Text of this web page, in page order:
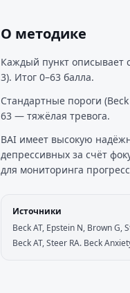
О методике
Каждый пункт описывает
3). Итог 0–63 балла.
Стандартные пороги
63 — тяжёлая тревога.
BAI имеет высокую
депрессивных за счёт
для мониторинга
Источники
Beck AT, Epstein N, Brown G,
Beck AT, Steer RA. Beck